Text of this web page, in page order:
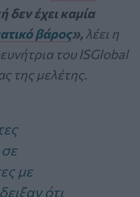
δεν έχει καμία
βάρος», λέει η
του ISGlobal
της μελέτης.
με
ότι